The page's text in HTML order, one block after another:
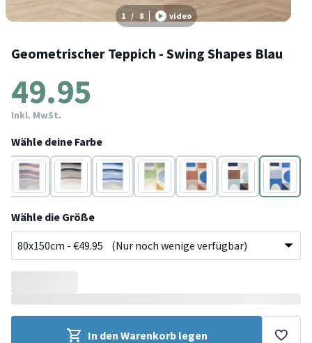
1 / 8 video
Geometrischer Teppich - Swing Shapes Blau
49.95
Inkl. MwSt.
Wähle deine Farbe
Blau Blau Blau Blau Blau Blau
Blau
Wähle die Größe
In den Warenkorb legen